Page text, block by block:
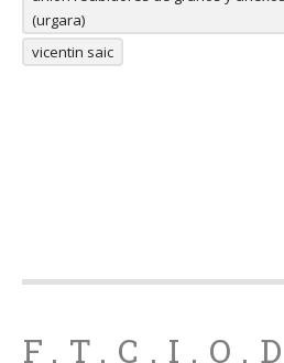
(urgara)
vicentin saic